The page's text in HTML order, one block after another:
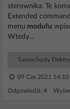
sterownika. Te
Extended
menu modułu
Wtedy...
Samochody
09 Cze 2021 14:10
Odpowiedzi: 4